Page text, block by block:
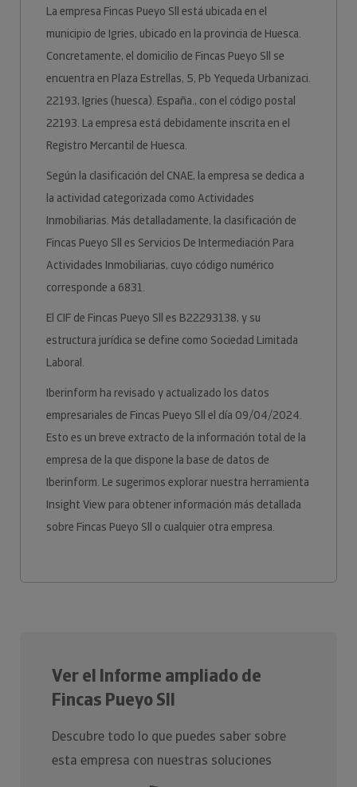
La empresa Fincas Pueyo Sll está ubicada en el
municipio de Igries, ubicado en la provincia de Huesca.
Concretamente, el domicilio de Fincas Pueyo Sll se
encuentra en Plaza Estrellas, 5, Pb Yequeda Urbanizaci.
22193, Igries (huesca). España., con el código postal
22193. La empresa está debidamente inscrita en el
Registro Mercantil de Huesca.
Según la clasificación del CNAE, la empresa se dedica a
la actividad categorizada como Actividades
Inmobiliarias. Más detalladamente, la clasificación de
Fincas Pueyo Sll es Servicios De Intermediación Para
Actividades Inmobiliarias, cuyo código numérico
corresponde a 6831.
El CIF de Fincas Pueyo Sll es B22293138, y su
estructura jurídica se define como Sociedad Limitada
Laboral.
Iberinform ha revisado y actualizado los datos
empresariales de Fincas Pueyo Sll el día 09/04/2024.
Esto es un breve extracto de la información total de la
empresa de la que dispone la base de datos de
Iberinform. Le sugerimos explorar nuestra herramienta
Insight View para obtener información más detallada
sobre Fincas Pueyo Sll o cualquier otra empresa.
Ver el Informe ampliado de
Fincas Pueyo Sll
Descubre todo lo que puedes saber sobre
esta empresa con nuestras soluciones